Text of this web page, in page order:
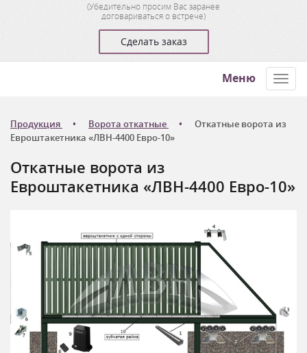
(Убедительно просим Вас заранее
договариваться о встрече)
Сделать заказ
Меню
Продукция Ворота откатные
Откатные ворота из
Евроштакетника «ЛВН-4400 Евро-10»
Откатные ворота из
Евроштакетника «ЛВН-4400 Евро-10»